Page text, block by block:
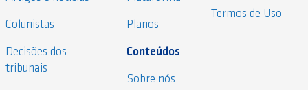
Colunistas
Decisões dos
tribunais
Planos
Conteúdos
Sobre nós
Termos de Uso